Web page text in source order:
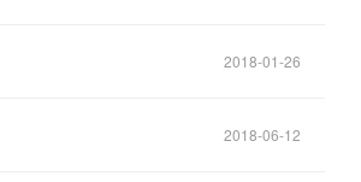
2018-01-26
2018-06-12